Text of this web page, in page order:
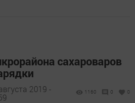
сахароваров
2019 -
1160 0 0